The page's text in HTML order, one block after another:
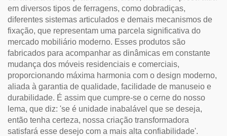
em diversos tipos de ferragens, como dobradiças,
diferentes sistemas articulados e demais mecanismos de
fixação, que representam uma parcela significativa do
mercado mobiliário moderno. Esses produtos são
fabricados para acompanhar as dinâmicas em constante
mudança dos móveis residenciais e comerciais,
proporcionando máxima harmonia com o design moderno,
aliada à garantia de qualidade, facilidade de manuseio e
durabilidade. É assim que cumpre-se o cerne do nosso
lema, que diz: 'se é unidade inabalável que se deseja,
então tenha certeza, nossa criação transformadora
satisfará esse desejo com a mais alta confiabilidade'.